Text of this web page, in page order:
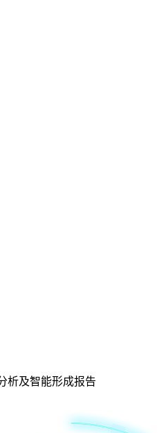
析及智能形成报告